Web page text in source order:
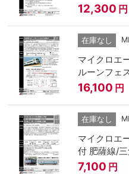
12,300 円
在庫なし
マイクロエ
ルーンフェ
16,100 円
在庫なし
マイクロエ
付 肥薩線/
7,100 円